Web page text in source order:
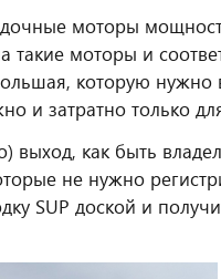
моторы
моторы и
которую нужно
и затратно только
выход, как быть
не нужно
SUP доской и